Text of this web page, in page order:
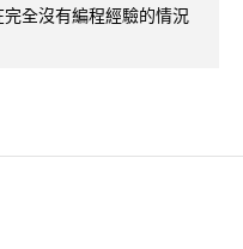
全沒有編程經驗的情況